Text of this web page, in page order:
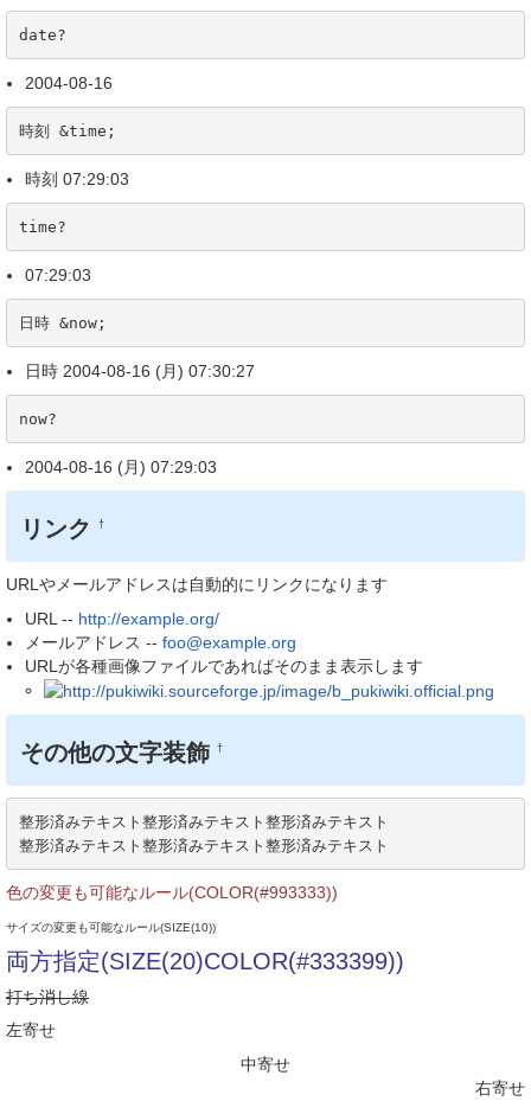
date?
2004-08-16
時刻 &time;
時刻 07:29:03
time?
07:29:03
日時 &now;
日時 2004-08-16 (月) 07:30:27
now?
2004-08-16 (月) 07:29:03
リンク †
URLやメールアドレスは自動的にリンクになります
URL -- http://example.org/
メールアドレス -- foo@example.org
URLが各種画像ファイルであればそのまま表示します
その他の文字装飾 †
整形済みテキスト整形済みテキスト整形済みテキスト
整形済みテキスト整形済みテキスト整形済みテキスト
色の変更も可能なルール(COLOR(#993333))
サイズの変更も可能なルール(SIZE(10))
両方指定(SIZE(20)COLOR(#333399))
打ち消し線
左寄せ
中寄せ
右寄せ